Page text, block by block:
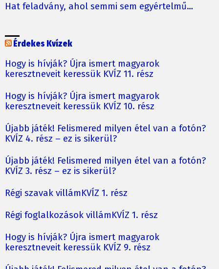
Hat feladvány, ahol semmi sem egyértelmű…
Érdekes Kvízek
Hogy is hívják? Újra ismert magyarok
keresztneveit keressük KVÍZ 11. rész
Hogy is hívják? Újra ismert magyarok
keresztneveit keressük KVÍZ 10. rész
Újabb játék! Felismered milyen étel van a fotón?
KVÍZ 4. rész – ez is sikerül?
Újabb játék! Felismered milyen étel van a fotón?
KVÍZ 3. rész – ez is sikerül?
Régi szavak villámKVÍZ 1. rész
Régi foglalkozások villámKVÍZ 1. rész
Hogy is hívják? Újra ismert magyarok
keresztneveit keressük KVÍZ 9. rész